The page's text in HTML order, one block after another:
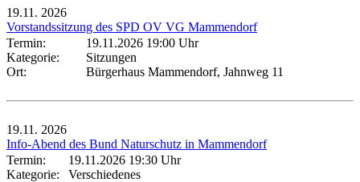
19.11. 2026
Vorstandssitzung des SPD OV VG Mammendorf
Termin:
19.11.2026 19:00 Uhr
Kategorie:
Sitzungen
Ort:
Bürgerhaus Mammendorf, Jahnweg 11
19.11. 2026
Info-Abend des Bund Naturschutz in Mammendorf
Termin:
19.11.2026 19:30 Uhr
Kategorie:
Verschiedenes